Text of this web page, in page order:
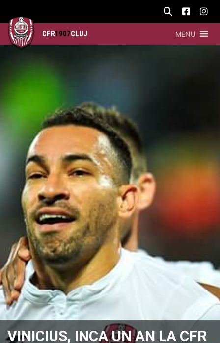
CFR1907CLUJ MENU
VINICIUS, INCA UN AN LA CFR